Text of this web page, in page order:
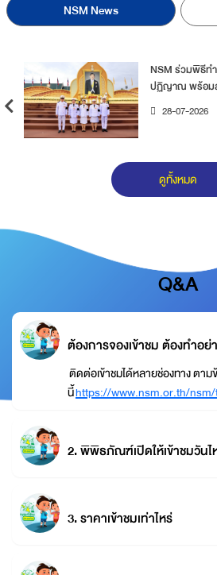
NSM News
ะพร เนื่องใน
พระบาท
าคม 2569
ดูทั้งหมด
Q&A
ต้องการจองเข้าชม ต้องทำอย่
ติดต่อเข้าชมได้หลายช่องทาง ตาม
นี้https://www.nsm.or.th/
2. พิพิธภัณฑ์เปิดให้เข้าชมวันไ
3. ราคาเข้าชมเท่าไหร่